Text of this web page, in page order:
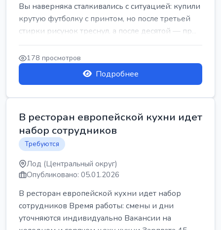
Вы наверняка сталкивались с ситуацией: купили
крутую футболку с принтом, но после третьей
стирки рисунок треснул, а после десятой — пр...
178 просмотров
Подробнее
В ресторан европейской кухни идет
набор сотрудников
Требуются
Лод (Центральный округ)
Опубликовано: 05.01.2026
В ресторан европейской кухни идет набор
сотрудников Время работы: смены и дни
уточняются индивидуально Вакансии на